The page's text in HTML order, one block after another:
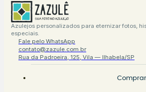
Azulejos personalizados para eternizar fotos,
especiais.
Fale pelo WhatsApp
contato@zazule.com.br
Rua da Padroeira, 125, Vila — Ilhabela/SP
Comprar